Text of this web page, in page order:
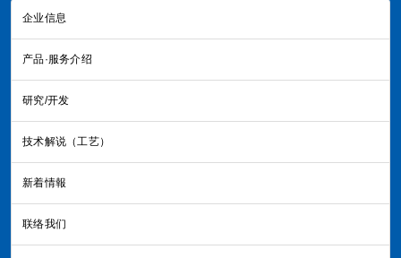
企业信息
产品·服务介绍
研究/开发
技术解说（工艺）
新着情報
联络我们